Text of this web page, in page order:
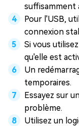
suffisamment
Pour l'USB,
connexion
Si vous
qu'elle est
Un
temporaires.
Essayez sur
problème.
Utilisez un